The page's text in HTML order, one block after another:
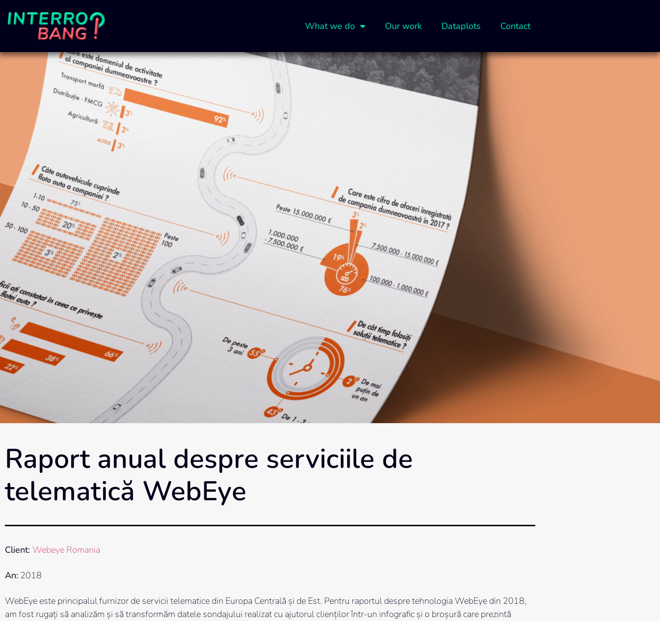
What we do Our work Dataplots Contact
Raport anual despre serviciile de
telematică WebEye
Client: Webeye Romania
An: 2018
WebEye este principalul furnizor de servicii telematice din Europa Centrală și de Est. Pentru raportul despre tehnologia WebEye din 2018,
am fost rugați să analizăm și să transformăm datele sondajului realizat cu ajutorul clienților într-un infografic și o broșură care prezintă